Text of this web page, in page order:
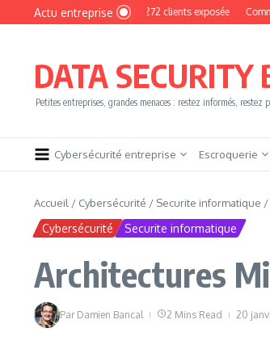
Aller au contenu
Actu entreprise
: une base de 16 272 clients exposée Comment
DATA SECURITY
Petites entreprises, grandes menaces : restez informés, restez
Cybersécurité entreprise Escroquerie
Accueil / Cybersécurité / Securite informatique /
Cybersécurité Securite informatique
Architectures
Par Damien Bancal 2 Mins Read 20